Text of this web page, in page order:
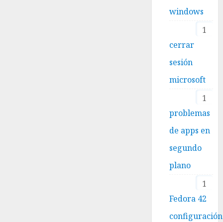
windows
1
cerrar
sesión
microsoft
1
problemas
de apps en
segundo
plano
1
Fedora 42
configuración